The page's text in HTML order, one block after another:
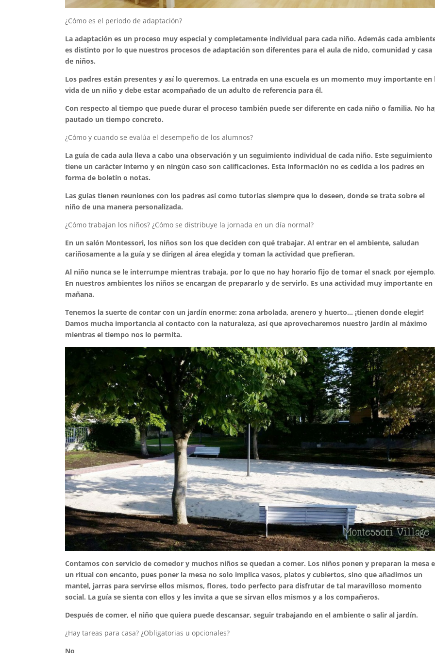
¿Cómo es el periodo de adaptación?
La adaptación es un proceso muy especial y completamente individual para cada niño. Además cada
es distinto por lo que nuestros procesos de adaptación son diferentes para el aula de nido, comunidad y casa
de niños.
Los padres están presentes y así lo queremos. La entrada en una escuela es un momento muy importante en
vida de un niño y debe estar acompañado de un adulto de referencia para él.
Con respecto al tiempo que puede durar el proceso también puede ser diferente en cada niño o familia. No
pautado un tiempo concreto.
¿Cómo y cuando se evalúa el desempeño de los alumnos?
La guía de cada aula lleva a cabo una observación y un seguimiento individual de cada niño. Este seguimiento
tiene un carácter interno y en ningún caso son calificaciones. Esta información no es cedida a los padres en
forma de boletín o notas.
Las guías tienen reuniones con los padres así como tutorías siempre que lo deseen, donde se trata sobre el
niño de una manera personalizada.
¿Cómo trabajan los niños? ¿Cómo se distribuye la jornada en un día normal?
En un salón Montessori, los niños son los que deciden con qué trabajar. Al entrar en el ambiente, saludan
cariñosamente a la guía y se dirigen al área elegida y toman la actividad que prefieran.
Al niño nunca se le interrumpe mientras trabaja, por lo que no hay horario fijo de tomar el snack por
En nuestros ambientes los niños se encargan de prepararlo y de servirlo. Es una actividad muy importante en
mañana.
Tenemos la suerte de contar con un jardín enorme: zona arbolada, arenero y huerto… ¡tienen donde elegir!
Damos mucha importancia al contacto con la naturaleza, así que aprovecharemos nuestro jardín al máximo
mientras el tiempo nos lo permita.
Contamos con servicio de comedor y muchos niños se quedan a comer. Los niños ponen y preparan la mesa
un ritual con encanto, pues poner la mesa no solo implica vasos, platos y cubiertos, sino que añadimos un
mantel, jarras para servirse ellos mismos, flores, todo perfecto para disfrutar de tal maravilloso momento
social. La guía se sienta con ellos y les invita a que se sirvan ellos mismos y a los compañeros.
Después de comer, el niño que quiera puede descansar, seguir trabajando en el ambiente o salir al jardín.
¿Hay tareas para casa? ¿Obligatorias u opcionales?
No